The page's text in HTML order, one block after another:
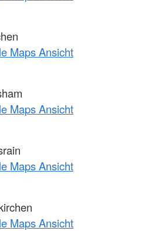
Maps Ansicht
Maps Ansicht
Maps Ansicht
Maps Ansicht